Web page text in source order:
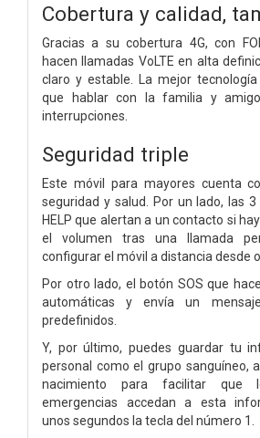
Cobertura y calidad,
Gracias a su cobertura 4G, con
hacen llamadas VoLTE en alta
claro y estable. La mejor
que hablar con la familia y
interrupciones.
Seguridad triple
Este móvil para mayores cuenta
seguridad y salud. Por un lado, las
HELP que alertan a un contacto si
el volumen tras una llamada
configurar el móvil a distancia desde
Por otro lado, el botón SOS que
automáticas y envía un
predefinidos.
Y, por último, puedes guardar tu
personal como el grupo sanguíneo,
nacimiento para facilitar que
emergencias accedan a esta
unos segundos la tecla del número 1.